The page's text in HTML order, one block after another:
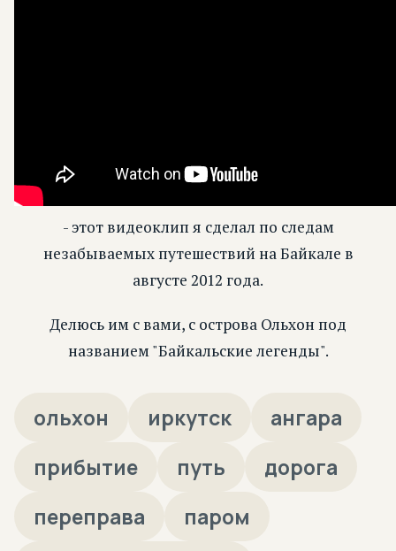
- этот видеоклип я сделал по следам
незабываемых путешествий на Байкале в
августе 2012 года.
Делюсь им с вами, с острова Ольхон под
названием "Байкальские легенды".
ольхон иркутск
ангара
прибытие
путь
дорога
переправа
паром